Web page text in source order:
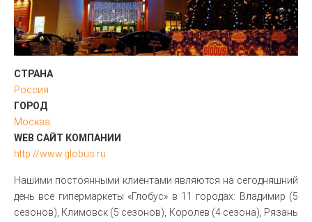
СТРАНА
Россия
ГОРОД
Москва
WEB САЙТ КОМПАНИИ
http://www.globus.ru
Нашими постоянными клиентами являются на сегодняшний
день все гипермаркеты «Глобус» в 11 городах: Владимир (5
сезонов), Климовск (5 сезонов), Королев (4 сезона), Рязань